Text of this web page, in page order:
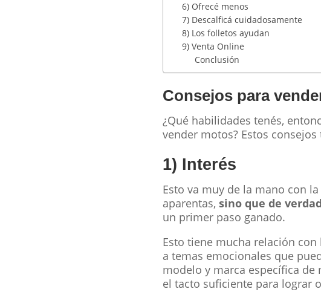
6) Ofrecé menos
7) Descalficá cuidadosamente
8) Los folletos ayudan
9) Venta Online
Conclusión
Consejos para
¿Qué habilidades tenés,
vender motos? Estos
1) Interés
Esto va muy de la mano con
aparentas, sino que de
un primer paso ganado.
Esto tiene mucha relación
a temas emocionales que
modelo y marca específica de
el tacto suficiente para lograr